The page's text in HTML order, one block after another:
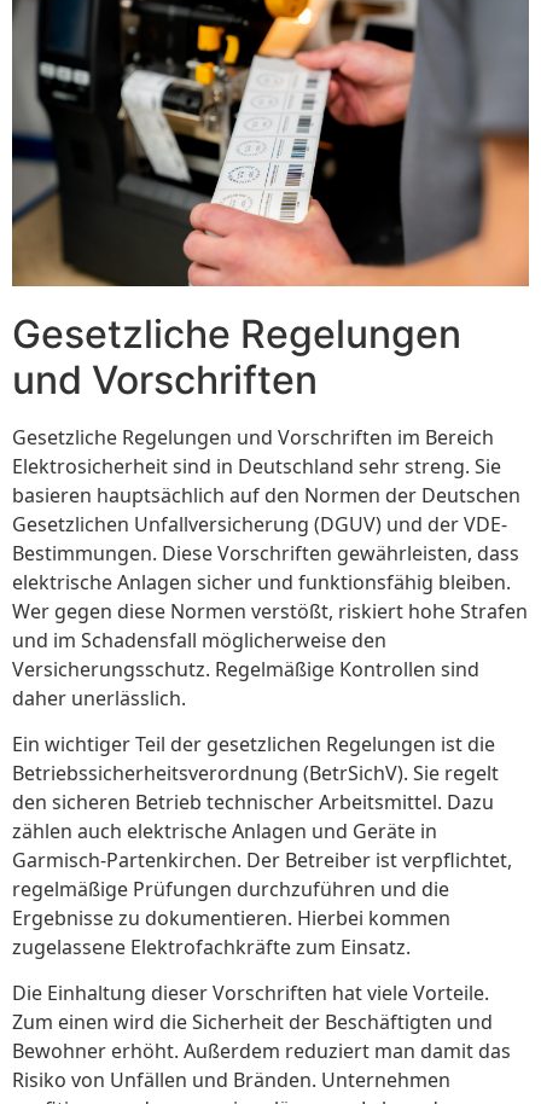
Gesetzliche Regelungen
und Vorschriften
Gesetzliche Regelungen und Vorschriften im Bereich
Elektrosicherheit sind in Deutschland sehr streng. Sie
basieren hauptsächlich auf den Normen der Deutschen
Gesetzlichen Unfallversicherung (DGUV) und der VDE-
Bestimmungen. Diese Vorschriften gewährleisten, dass
elektrische Anlagen sicher und funktionsfähig bleiben.
Wer gegen diese Normen verstößt, riskiert hohe Strafen
und im Schadensfall möglicherweise den
Versicherungsschutz. Regelmäßige Kontrollen sind
daher unerlässlich.
Ein wichtiger Teil der gesetzlichen Regelungen ist die
Betriebssicherheitsverordnung (BetrSichV). Sie regelt
den sicheren Betrieb technischer Arbeitsmittel. Dazu
zählen auch elektrische Anlagen und Geräte in
Garmisch-Partenkirchen. Der Betreiber ist verpflichtet,
regelmäßige Prüfungen durchzuführen und die
Ergebnisse zu dokumentieren. Hierbei kommen
zugelassene Elektrofachkräfte zum Einsatz.
Die Einhaltung dieser Vorschriften hat viele Vorteile.
Zum einen wird die Sicherheit der Beschäftigten und
Bewohner erhöht. Außerdem reduziert man damit das
Risiko von Unfällen und Bränden. Unternehmen